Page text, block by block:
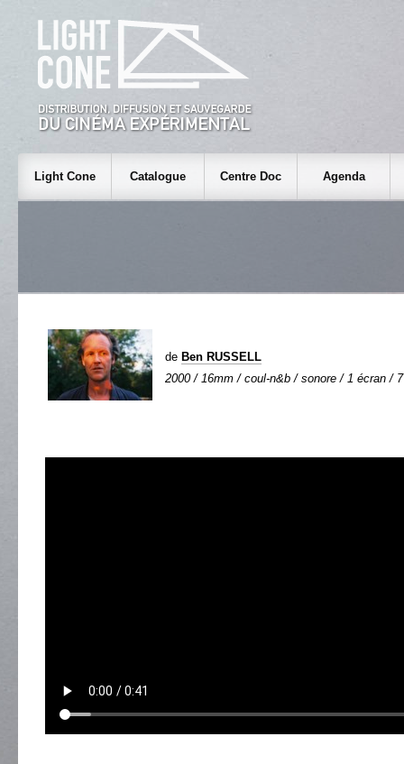
Light Cone Catalogue Centre Doc Agenda
de Ben RUSSELL
2000 / 16mm / coul-n&b / sonore / 1 écran /